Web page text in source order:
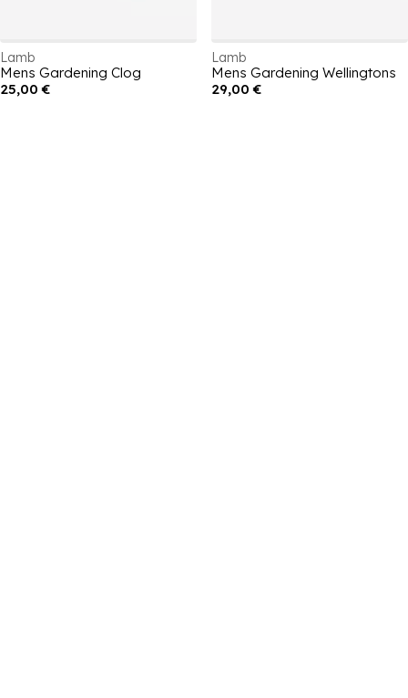
Lamb
Mens Gardening Clog
25,00 €
Lamb
Mens Gardening Wellingtons
29,00 €